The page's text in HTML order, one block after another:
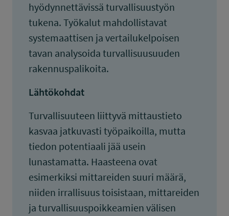
hyödynnettävissä turvallisuustyön
tukena. Työkalut mahdollistavat
systemaattisen ja vertailukelpoisen
tavan analysoida turvallisuusuuden
rakennuspalikoita.
Lähtökohdat
Turvallisuuteen liittyvä mittaustieto
kasvaa jatkuvasti työpaikoilla, mutta
tiedon potentiaali jää usein
lunastamatta. Haasteena ovat
esimerkiksi mittareiden suuri määrä,
niiden irrallisuus toisistaan, mittareiden
ja turvallisuuspoikkeamien välisen